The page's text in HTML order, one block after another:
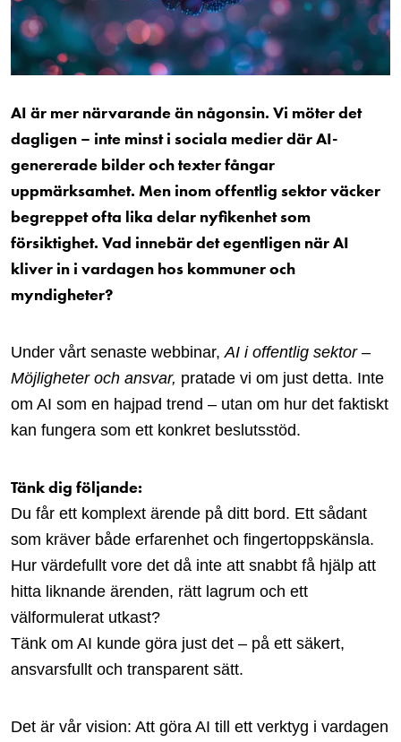
AI är mer närvarande än någonsin. Vi möter det
dagligen – inte minst i sociala medier där AI-
genererade bilder och texter fångar
uppmärksamhet. Men inom offentlig sektor väcker
begreppet ofta lika delar nyfikenhet som
försiktighet. Vad innebär det egentligen när AI
kliver in i vardagen hos kommuner och
myndigheter?
Under vårt senaste webbinar, AI i offentlig sektor –
Möjligheter och ansvar, pratade vi om just detta. Inte
om AI som en hajpad trend – utan om hur det faktiskt
kan fungera som ett konkret beslutsstöd.
Tänk dig följande:
Du får ett komplext ärende på ditt bord. Ett sådant
som kräver både erfarenhet och fingertoppskänsla.
Hur värdefullt vore det då inte att snabbt få hjälp att
hitta liknande ärenden, rätt lagrum och ett
välformulerat utkast?
Tänk om AI kunde göra just det – på ett säkert,
ansvarsfullt och transparent sätt.
Det är vår vision: Att göra AI till ett verktyg i vardagen